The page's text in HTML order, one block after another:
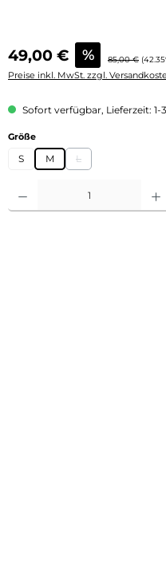
Verkaufspreis:
49,00 € % Regulärer
85,00 €
Preise inkl. MwSt. zzgl.
Sofort verfügbar, Lieferzeit: 1-
Größeauswählen
S M L
(Diese Option ist
Produkt Anzahl: Gib den